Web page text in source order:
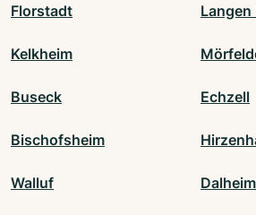
Florstadt Langen
Kelkheim
Buseck Echzell
Bischofsheim
Walluf Dalheim